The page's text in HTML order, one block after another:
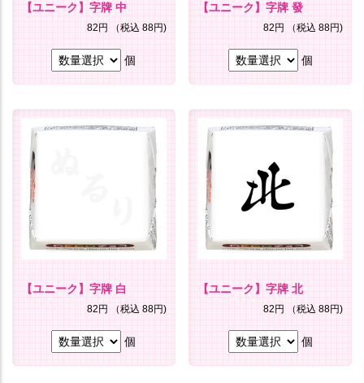
【ユニーク】字牌 中
82円 （税込 88円)
個
【ユニーク】字牌 發
82円 （税込 88円)
個
【ユニーク】字牌 白
82円 （税込 88円)
個
【ユニーク】字牌 北
82円 （税込 88円)
個